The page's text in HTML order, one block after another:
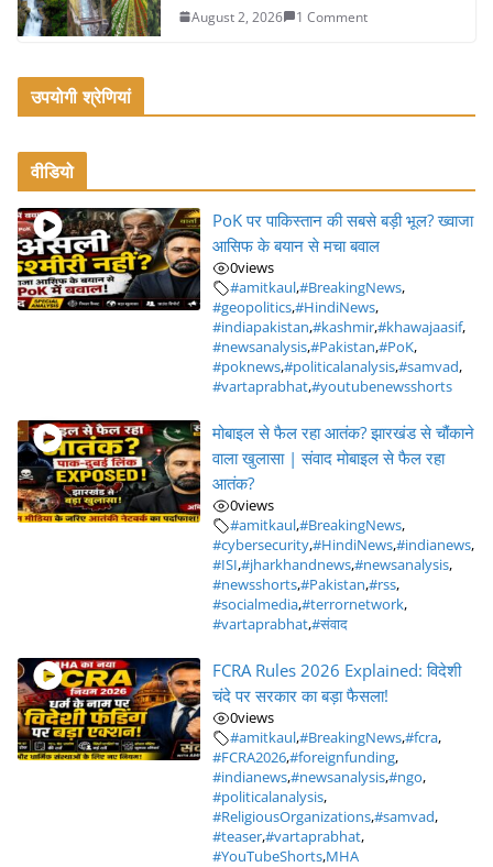
August 2, 2026 1 Comment
उपयोगी श्रेणियां
वीडियो
PoK पर पाकिस्तान की सबसे बड़ी भूल? ख्वाजा
आसिफ के बयान से मचा बवाल
0views
#amitkaul,#BreakingNews,
#geopolitics,#HindiNews,
#indiapakistan,#kashmir,#khawajaasif,
#newsanalysis,#Pakistan,#PoK,
#poknews,#politicalanalysis,#samvad,
#vartaprabhat,#youtubenewsshorts
मोबाइल से फैल रहा आतंक? झारखंड से चौंकाने
वाला खुलासा | संवाद मोबाइल से फैल रहा
आतंक?
0views
#amitkaul,#BreakingNews,
#cybersecurity,#HindiNews,#indianews,
#ISI,#jharkhandnews,#newsanalysis,
#newsshorts,#Pakistan,#rss,
#socialmedia,#terrornetwork,
#vartaprabhat,#संवाद
FCRA Rules 2026 Explained: विदेशी
चंदे पर सरकार का बड़ा फैसला!
0views
#amitkaul,#BreakingNews,#fcra,
#FCRA2026,#foreignfunding,
#indianews,#newsanalysis,#ngo,
#politicalanalysis,
#ReligiousOrganizations,#samvad,
#teaser,#vartaprabhat,
#YouTubeShorts,MHA